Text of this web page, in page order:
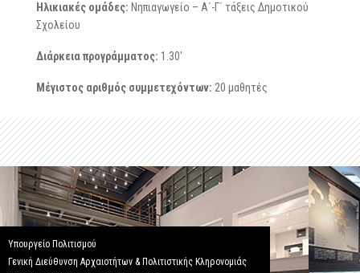
Ηλικιακές ομάδες: Νηπιαγωγείο – Α΄-Γ΄ τάξεις Δημοτικού
Σχολείου
Διάρκεια προγράμματος: 1.30'
Μέγιστος αριθμός συμμετεχόντων: 20 μαθητές
Υπουργείο Πολιτισμού
Γενική Διεύθυνση Αρχαιοτήτων & Πολιτιστικής Κληρονομιάς